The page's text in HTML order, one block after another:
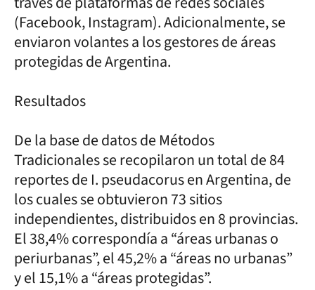
(Facebook, Instagram). Adicionalmente, se
enviaron volantes a los gestores de áreas
protegidas de Argentina.
Resultados
De la base de datos de Métodos
Tradicionales se recopilaron un total de 84
reportes de I. pseudacorus en Argentina, de
los cuales se obtuvieron 73 sitios
independientes, distribuidos en 8 provincias.
El 38,4% correspondía a “áreas urbanas o
periurbanas”, el 45,2% a “áreas no urbanas”
y el 15,1% a “áreas protegidas”.